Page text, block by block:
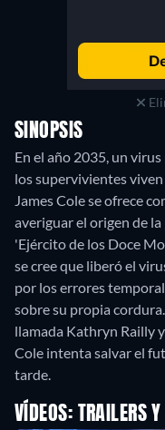
SINOPSIS
En el año 2035, un
los supervivientes
James Cole se ofrece
averiguar el origen de
'Ejército de los Doce
se cree que liberó el
por los errores
sobre su propia
llamada Kathryn Railly
Cole intenta salvar el
tarde.
VÍDEOS: TRAILERS